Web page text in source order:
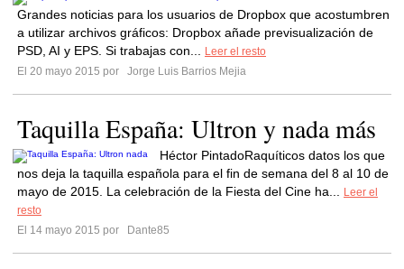
Grandes noticias para los usuarios de Dropbox que acostumbren
a utilizar archivos gráficos: Dropbox añade previsualización de
PSD, AI y EPS. Si trabajas con...
Leer el resto
El 20 mayo 2015 por
Jorge Luis Barrios Mejia
Taquilla España: Ultron y nada más
Héctor PintadoRaquíticos datos los que
nos deja la taquilla española para el fin de semana del 8 al 10 de
mayo de 2015. La celebración de la Fiesta del Cine ha...
Leer el
resto
El 14 mayo 2015 por
Dante85